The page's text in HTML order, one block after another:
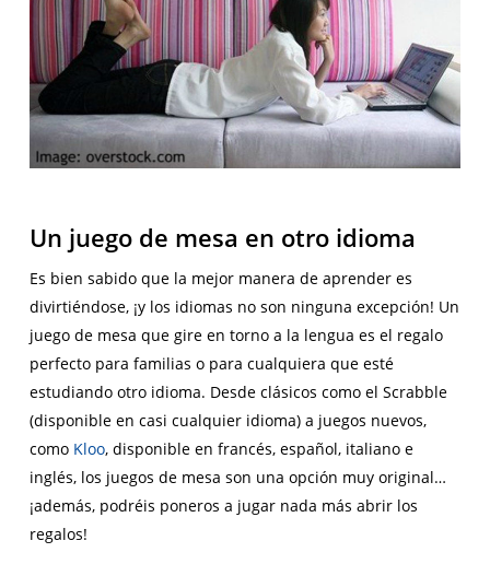
Un juego de mesa en otro idioma
Es bien sabido que la mejor manera de aprender es
divirtiéndose, ¡y los idiomas no son ninguna excepción! Un
juego de mesa que gire en torno a la lengua es el regalo
perfecto para familias o para cualquiera que esté
estudiando otro idioma. Desde clásicos como el Scrabble
(disponible en casi cualquier idioma) a juegos nuevos,
como Kloo, disponible en francés, español, italiano e
inglés, los juegos de mesa son una opción muy original…
¡además, podréis poneros a jugar nada más abrir los
regalos!